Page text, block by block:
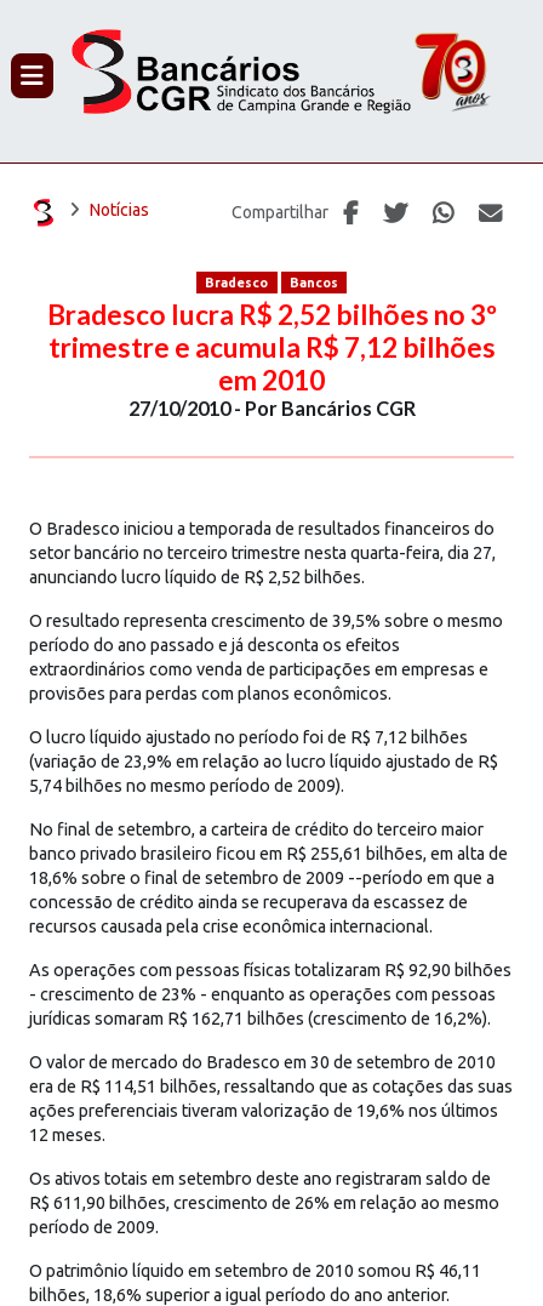
Notícias Compartilhar
Bradesco Bancos
Bradesco lucra R$ 2,52 bilhões no 3º
trimestre e acumula R$ 7,12 bilhões
em 2010
27/10/2010 - Por Bancários CGR
O Bradesco iniciou a temporada de resultados financeiros do
setor bancário no terceiro trimestre nesta quarta-feira, dia 27,
anunciando lucro líquido de R$ 2,52 bilhões.
O resultado representa crescimento de 39,5% sobre o mesmo
período do ano passado e já desconta os efeitos
extraordinários como venda de participações em empresas e
provisões para perdas com planos econômicos.
O lucro líquido ajustado no período foi de R$ 7,12 bilhões
(variação de 23,9% em relação ao lucro líquido ajustado de R$
5,74 bilhões no mesmo período de 2009).
No final de setembro, a carteira de crédito do terceiro maior
banco privado brasileiro ficou em R$ 255,61 bilhões, em alta de
18,6% sobre o final de setembro de 2009 --período em que a
concessão de crédito ainda se recuperava da escassez de
recursos causada pela crise econômica internacional.
As operações com pessoas físicas totalizaram R$ 92,90 bilhões
- crescimento de 23% - enquanto as operações com pessoas
jurídicas somaram R$ 162,71 bilhões (crescimento de 16,2%).
O valor de mercado do Bradesco em 30 de setembro de 2010
era de R$ 114,51 bilhões, ressaltando que as cotações das suas
ações preferenciais tiveram valorização de 19,6% nos últimos
12 meses.
Os ativos totais em setembro deste ano registraram saldo de
R$ 611,90 bilhões, crescimento de 26% em relação ao mesmo
período de 2009.
O patrimônio líquido em setembro de 2010 somou R$ 46,11
bilhões, 18,6% superior a igual período do ano anterior.